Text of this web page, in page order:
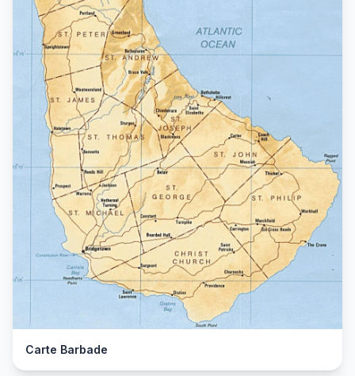
Carte Barbade